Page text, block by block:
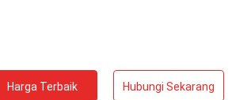
Harga Terbaik Hubungi Sekarang